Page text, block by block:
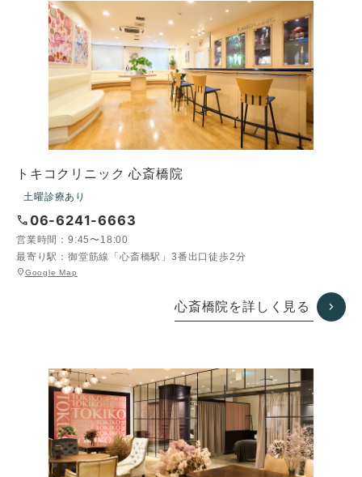
トキコクリニック 心斎橋院
土曜診療あり
call06-6241-6663
営業時間： 9:45〜18:00
最寄り駅： 御堂筋線「心斎橋駅」3番出口徒歩2分
location_onGoogle Map
グ
心斎橋院を詳しく見る